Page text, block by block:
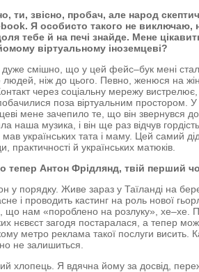
ти, звісно, пробач, але народ
Я особисто такого не виключаю,
тебе й на печі знайде. Мене
віртуальному іноземцеві?
смішно, що у цей фейс–бук мені
людей, ніж до цього. Певно, женюся на
через соціальну мережу
поза віртуальним простором.
мене зачепило те, що він звернувся
наша музика, і він ще раз відчув
українських тата і маму. Цей самий
практичності й українських матюків.
Антон Фрідлянд, твій перший
у порядку. Живе зараз у Таїланді на
і проводить кастинг на роль нової
що нам «пороблено на розлуку», хе–хе.
нєвєст загодя постаралася, а тепер
метро реклама такої послуги висить.
не залишиться.
хлопець. Я вдячна йому за досвід,